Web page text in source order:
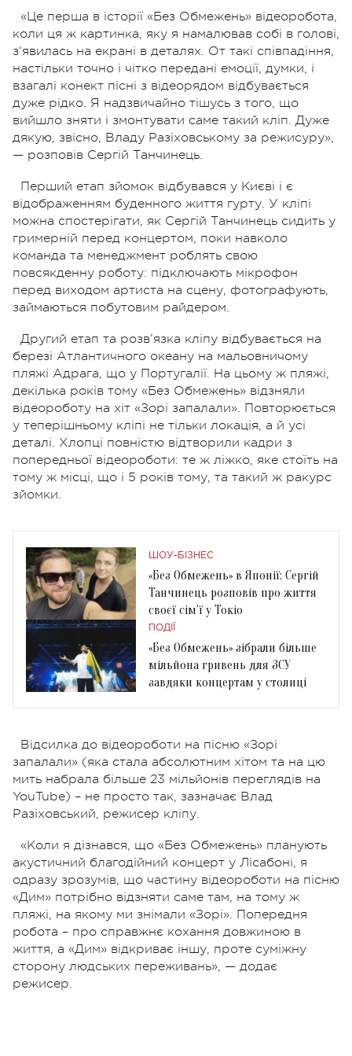
«Це перша в історії «Без Обмежень» відеоробота,
коли ця ж картинка, яку я намалював собі в голові,
з‘явилась на екрані в деталях. От такі співпадіння,
настільки точно і чітко передані емоції, думки, і
взагалі конект пісні з відеорядом відбувається
дуже рідко. Я надзвичайно тішусь з того, що
вийшло зняти і змонтувати саме такий кліп. Дуже
дякую, звісно, Владу Разіховському за режисуру»,
— розповів Сергій Танчинець.
Перший етап зйомок відбувався у Києві і є
відображенням буденного життя гурту. У кліпі
можна спостерігати, як Сергій Танчинець сидить у
гримерній перед концертом, поки навколо
команда та менеджмент роблять свою
повсякденну роботу: підключають мікрофон
перед виходом артиста на сцену, фотографують,
займаються побутовим райдером.
Другий етап та розв’язка кліпу відбувається на
березі Атлантичного океану на мальовничому
пляжі Адрага, що у Португалії. На цьому ж пляжі,
декілька років тому «Без Обмежень» відзняли
відеороботу на хіт «Зорі запалали». Повторюється
у теперішньому кліпі не тільки локація, а й усі
деталі. Хлопці повністю відтворили кадри з
попередньої відеороботи: те ж ліжко, яке стоїть на
тому ж місці, що і 5 років тому, та такий ж ракурс
зйомки.
ШОУ-БІЗНЕС
«Без Обмежень» в Японії: Сергій
Танчинець розповів про життя
своєї сім'ї у Токіо
ПОДІЇ
«Без Обмежень» зібрали більше
мільйона гривень для ЗСУ
завдяки концертам у столиці
Відсилка до відеороботи на пісню «Зорі
запалали» (яка стала абсолютним хітом та на цю
мить набрала більше 23 мільйонів переглядів на
YouTube) – не просто так, зазначає Влад
Разіховський, режисер кліпу.
«Коли я дізнався, що «Без Обмежень» планують
акустичний благодійний концерт у Лісабоні, я
одразу зрозумів, що частину відеороботи на пісню
«Дим» потрібно відзняти саме там, на тому ж
пляжі, на якому ми знімали «Зорі». Попередня
робота – про справжнє кохання довжиною в
життя, а «Дим» відкриває іншу, проте суміжну
сторону людських переживань», — додає
режисер.